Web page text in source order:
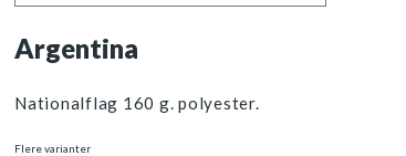
Argentina
Nationalflag 160 g. polyester.
Flere varianter